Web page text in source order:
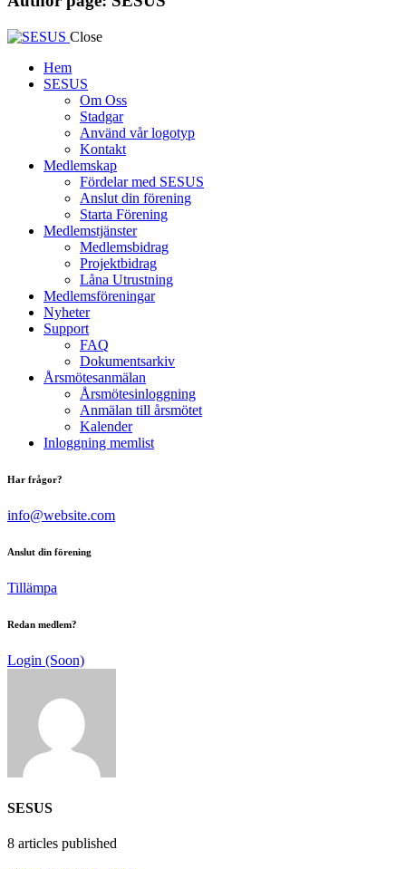
Close
Hem
SESUS
Om Oss
Stadgar
Använd vår logotyp
Kontakt
Medlemskap
Fördelar med SESUS
Anslut din förening
Starta Förening
Medlemstjänster
Medlemsbidrag
Projektbidrag
Låna Utrustning
Medlemsföreningar
Nyheter
Support
FAQ
Dokumentsarkiv
Årsmötesanmälan
Årsmötesinloggning
Anmälan till årsmötet
Kalender
Inloggning memlist
Har frågor?
info@website.com
Anslut din förening
Tillämpa
Redan medlem?
Login (Soon)
SESUS
8 articles published